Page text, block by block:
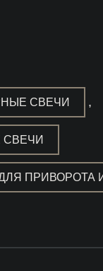
СВЕЧИ ,
СВЕЧИ
ПРИВОРОТА